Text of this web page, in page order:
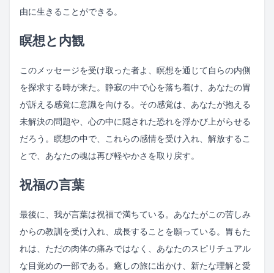
由に生きることができる。
瞑想と内観
このメッセージを受け取った者よ、瞑想を通じて自らの内側
を探求する時が来た。静寂の中で心を落ち着け、あなたの胃
が訴える感覚に意識を向ける。その感覚は、あなたが抱える
未解決の問題や、心の中に隠された恐れを浮かび上がらせる
だろう。瞑想の中で、これらの感情を受け入れ、解放するこ
とで、あなたの魂は再び軽やかさを取り戻す。
祝福の言葉
最後に、我が言葉は祝福で満ちている。あなたがこの苦しみ
からの教訓を受け入れ、成長することを願っている。胃もた
れは、ただの肉体の痛みではなく、あなたのスピリチュアル
な目覚めの一部である。癒しの旅に出かけ、新たな理解と愛